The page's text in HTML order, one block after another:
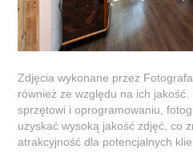
Zdjęcia wykonane przez
również ze względu na ich
sprzętowi i oprogramowaniu,
uzyskać wysoką jakość zdjęć, co
atrakcyjność dla potencjalnych